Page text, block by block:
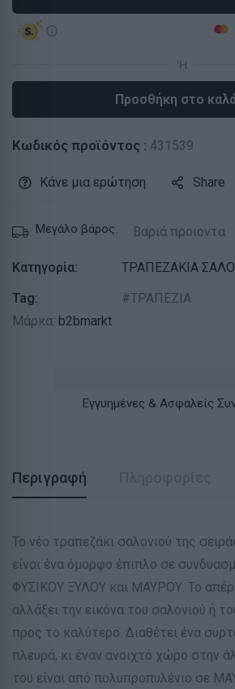
Προσθήκη στο
Κωδικός προϊόντος : 431539
Κάνε μια ερώτηση Share
Μεγάλο βάρος: Βαριά προιοντα
Κατηγορία:
ΤΡΑΠΕΖΑΚΙΑ
Tag:
ΤΡΑΠΕΖΙΑ
Μάρκα: b2bmarkt
Εγγυημένες & Ασφαλείς
Περιγραφή
Το νέο τραπεζάκι σαλονιού της
είναι ένα όμορφο έπιπλο σε
ΦΥΣΙΚΟΥ ΞΥΛΟΥ και ΜΑΥΡΟΥ. Το
αλλάξει την εικόνα του σαλονιού ή
προς το καλύτερο. Διαθέτει ένα
πλευρά, κι έναν ανοιχτό χώρο στην
του είναι από πολυπροπυλένιο σε